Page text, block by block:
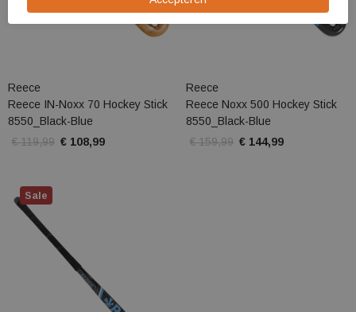
Reece
Reece IN-Noxx 70 Hockey Stick
8550_Black-Blue
€ 119,99 € 108,99
Reece
Reece Noxx 500 Hockey Stick
8550_Black-Blue
€ 159,99 € 144,99
Sale